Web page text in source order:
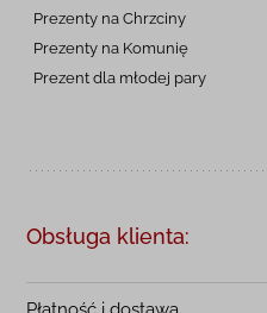
Prezenty na Chrzciny
Prezenty na Komunię
Prezent dla młodej pary
Obsługa klienta: